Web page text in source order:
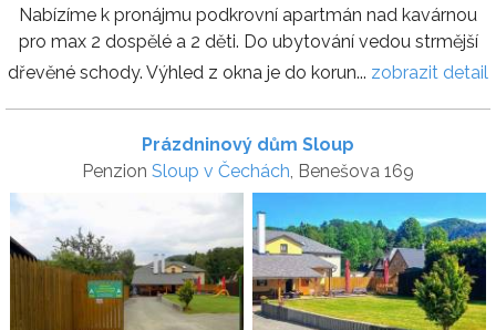
Nabízíme k pronájmu podkrovní apartmán nad kavárnou
pro max 2 dospělé a 2 děti. Do ubytování vedou strmější
dřevěné schody. Výhled z okna je do korun... zobrazit detail
Prázdninový dům Sloup
Penzion Sloup v Čechách, Benešova 169